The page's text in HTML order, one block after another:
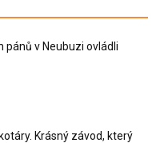
pánů v Neubuzi ovládli
Krásný závod, který